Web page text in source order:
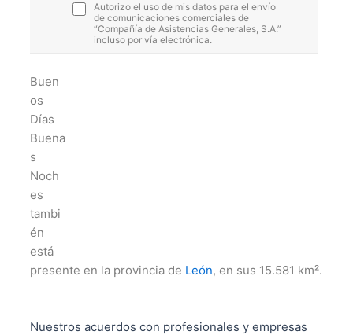
Autorizo el uso de mis datos para el envío
de comunicaciones comerciales de
“Compañía de Asistencias Generales, S.A.”
incluso por vía electrónica.
Buen
os
Días
Buena
s
Noch
es
tambi
én
está
presente en la provincia de León, en sus 15.581 km².
Nuestros acuerdos con profesionales y empresas